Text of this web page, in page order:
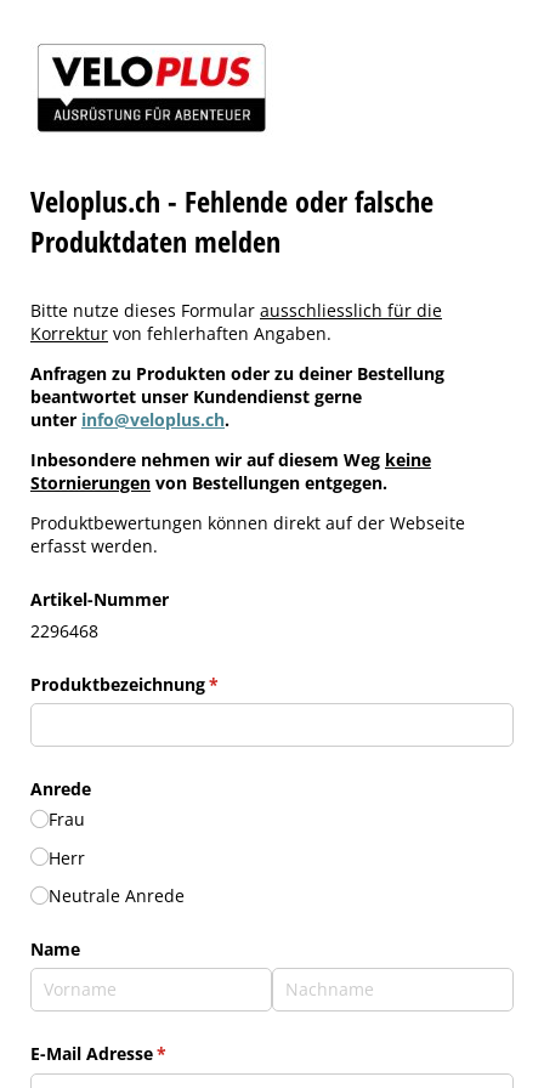
Veloplus.ch - Fehlende oder falsche
Produktdaten melden
Bitte nutze dieses Formular ausschliesslich für die
Korrektur von fehlerhaften Angaben.
Anfragen zu Produkten oder zu deiner Bestellung
beantwortet unser Kundendienst gerne
unter info@veloplus.ch.
Inbesondere nehmen wir auf diesem Weg keine
Stornierungen von Bestellungen entgegen.
Produktbewertungen können direkt auf der Webseite
erfasst werden.
Artikel-Nummer
2296468
Produktbezeichnung*
(erforderlich)
Anrede
Frau
Herr
Neutrale Anrede
Name
E-Mail Adresse*
(erforderlich)